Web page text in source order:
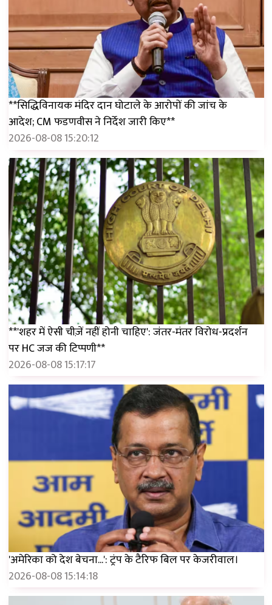
**सिद्धिविनायक मंदिर दान घोटाले के आरोपों की जांच के
आदेश; CM फडणवीस ने निर्देश जारी किए**
2026-08-08 15:20:12
**'शहर में ऐसी चीज़ें नहीं होनी चाहिए': जंतर-मंतर विरोध-प्रदर्शन
पर HC जज की टिप्पणी**
2026-08-08 15:17:17
'अमेरिका को देश बेचना...': ट्रंप के टैरिफ बिल पर केजरीवाल।
2026-08-08 15:14:18